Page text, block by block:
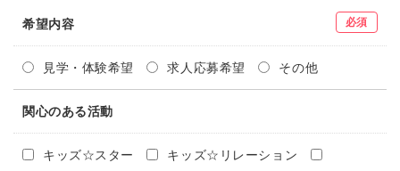
希望内容 必須
見学・体験希望 求人応募希望 その他
関心のある活動
キッズ☆スター
キッズ☆リレーション